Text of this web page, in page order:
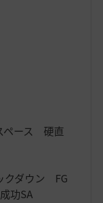
ペース 硬直
クダウン FG
功SA